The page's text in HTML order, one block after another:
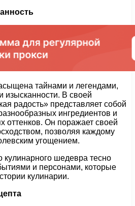
тайнами и легендами,
изысканности. В своей
радость» представляет собой
ингредиентов и
оттенков. Он поражает своей
позволяя каждому
угощением.
кулинарного шедевра тесно
и персонами, которые
кулинарии.